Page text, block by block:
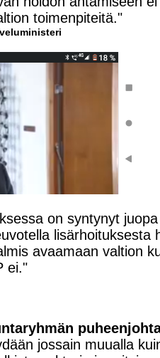
toimenpiteitä."
on syntynyt
lisärhoituksesta
avaamaan valtion
ei."
jossain muualla